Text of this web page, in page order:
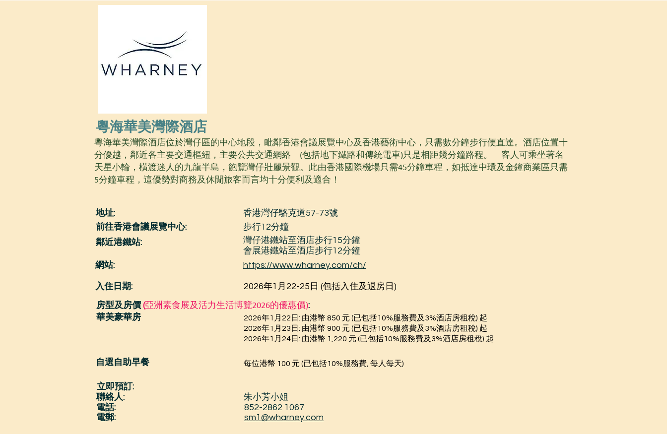
粵海華美灣際酒店
粵海華美灣際酒店位於灣仔區的中心地段，毗鄰香港會議展覽中心及香港藝術中心，只需數分鐘步行便直達。酒店位置十
分優越，鄰近各主要交通樞紐，主要公共交通網絡 (包括地下鐵路和傳統電車)只是相距幾分鐘路程。 客人可乘坐著名
天星小輪，橫渡迷人的九龍半島，飽覽灣仔壯麗景觀。此由香港國際機場只需45分鐘車程，如抵達中環及金鐘商業區只需
5分鐘車程，這優勢對商務及休閒旅客而言均十分便利及適合！
地址:
香港灣仔駱克道57-73號
前往香港會議展覽中心:
鄰近港鐵站:
網站:
入住日期:
步行12分鐘
灣仔港鐵站至酒店步行15分鐘
會展港鐵站至酒店步行12分鐘
https://www.wharney.com/ch/
2026年1月22-25日 (包括入住及退房日)
房型及房價 (亞洲素食展及活力生活博覽2026的優惠價):
華美豪華房
2026年1月22日: 由港幣 850 元 (已包括10%服務費及3%酒店房租稅) 起
2026年1月23日: 由港幣 900 元 (已包括10%服務費及3%酒店房租稅) 起
2026年1月24日: 由港幣 1,220 元 (已包括10%服務費及3%酒店房租稅) 起
自選自助早餐 每位港幣 100 元 (已包括10%服務費, 每人每天)
立即預訂:
聯絡人:
朱小芳小姐
電話:
852-2862 1067
電郵:
sm1@wharney.com